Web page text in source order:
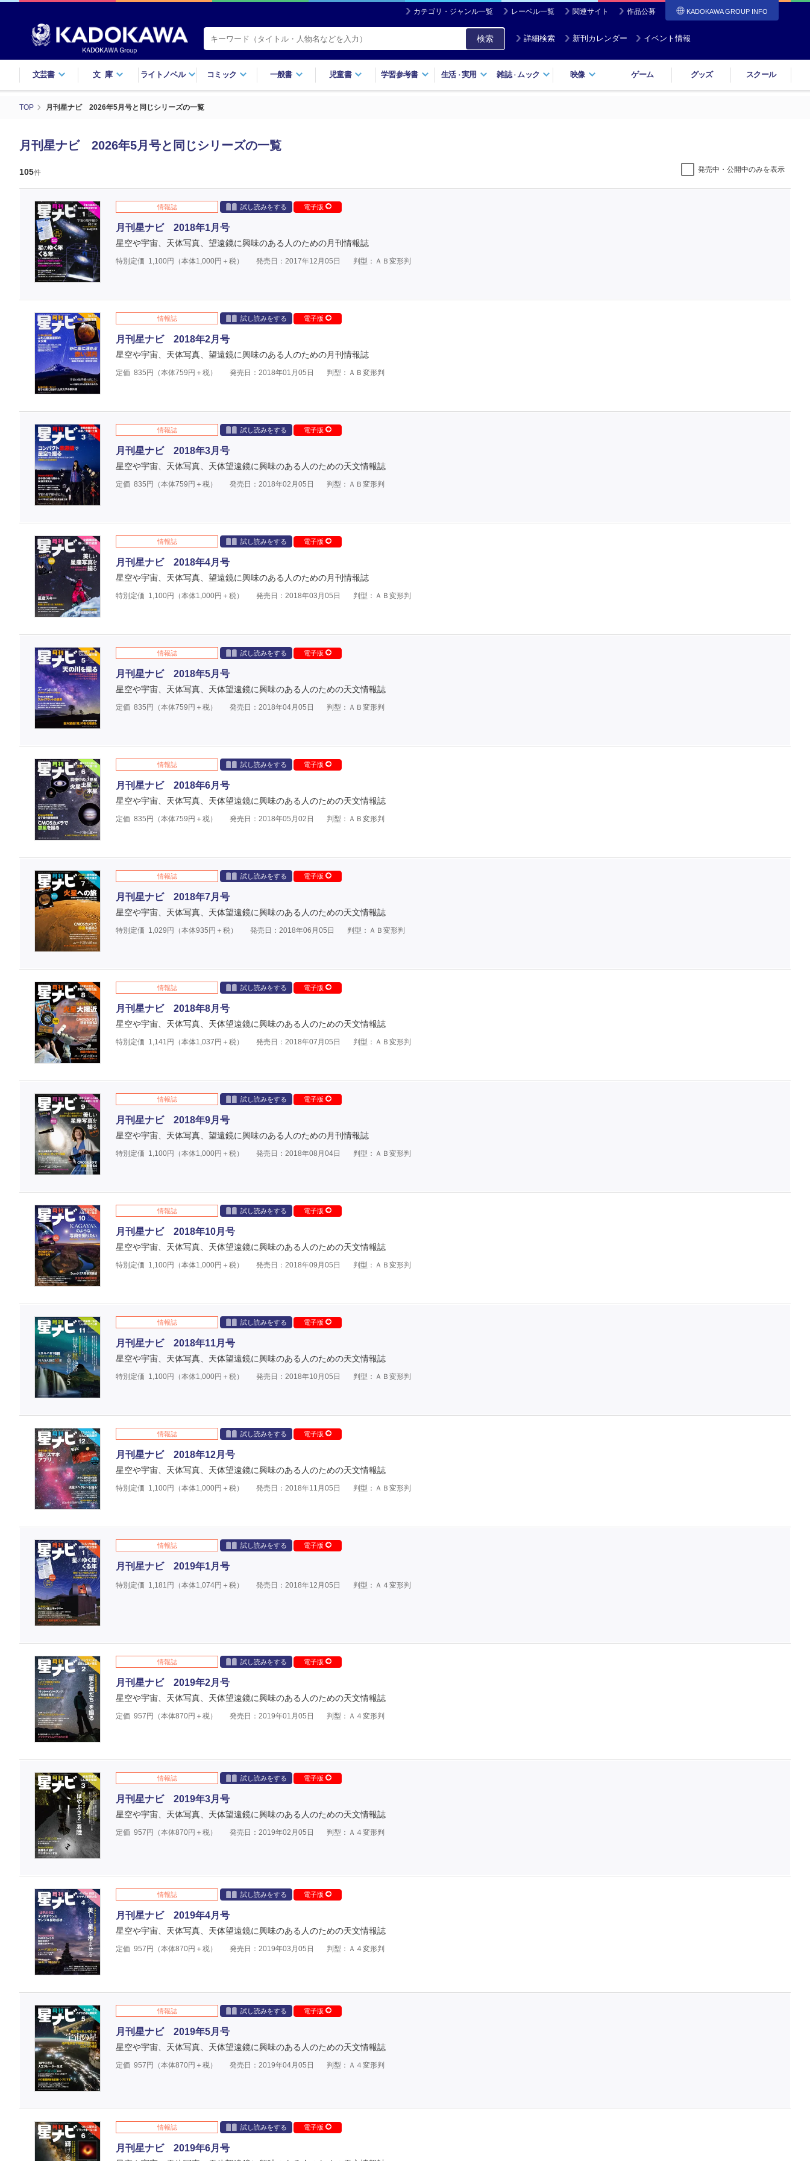
カテゴリ・ジャンル一覧 レーベル一覧 関連サイト 作品公募 KADOKAWA GROUP INFO
検索 詳細検索 新刊カレンダー イベント情報
文芸書 文庫 ライトノベル コミック 一般書 児童書 学習参考書 生活・実用 雑誌・ ムック 映像 ゲーム グッズ スクール
TOP 月刊星ナビ 2026年5月号と同じシリーズの一覧
月刊星ナビ 2026年5月号と同じシリーズの一覧
105件 発売中・公開中のみを表示
情報誌 試し読みをする 電子版
月刊星ナビ 2018年1月号
星空や宇宙、天体写真、望遠鏡に興味のある人のための月刊情報誌
特別定価 1,100円（本体1,000円＋税） 発売日：2017年12月05日 判型：ＡＢ変形判
情報誌 試し読みをする 電子版
月刊星ナビ 2018年2月号
星空や宇宙、天体写真、望遠鏡に興味のある人のための月刊情報誌
定価 835 円（本体759 円＋税） 発売日：2018年01月05日 判型：ＡＢ変形判
情報誌 試し読みをする 電子版
月刊星ナビ 2018年3月号
星空や宇宙、天体写真、天体望遠鏡に興味のある人のための天文情報誌
定価 835 円（本体759 円＋税） 発売日：2018年02月05日 判型：ＡＢ変形判
情報誌 試し読みをする 電子版
月刊星ナビ 2018年4月号
星空や宇宙、天体写真、望遠鏡に興味のある人のための月刊情報誌
特別定価 1,100円（本体1,000円＋税） 発売日：2018年03月05日 判型：ＡＢ変形判
情報誌 試し読みをする 電子版
月刊星ナビ 2018年5月号
星空や宇宙、天体写真、天体望遠鏡に興味のある人のための天文情報誌
定価 835 円（本体759 円＋税） 発売日：2018年04月05日 判型：ＡＢ変形判
情報誌 試し読みをする 電子版
月刊星ナビ 2018年6月号
星空や宇宙、天体写真、天体望遠鏡に興味のある人のための天文情報誌
定価 835 円（本体759 円＋税） 発売日：2018年05月02日 判型：ＡＢ変形判
情報誌 試し読みをする 電子版
月刊星ナビ 2018年7月号
星空や宇宙、天体写真、天体望遠鏡に興味のある人のための天文情報誌
特別定価 1,029 円（本体935 円＋税） 発売日：2018年06月05日 判型：ＡＢ変形判
情報誌 試し読みをする 電子版
月刊星ナビ 2018年8月号
星空や宇宙、天体写真、天体望遠鏡に興味のある人のための天文情報誌
特別定価 1,141 円（本体1,037 円＋税） 発売日：2018年07月05日 判型：ＡＢ変形判
情報誌 試し読みをする 電子版
月刊星ナビ 2018年9月号
星空や宇宙、天体写真、望遠鏡に興味のある人のための月刊情報誌
特別定価 1,100円（本体1,000円＋税） 発売日：2018年08月04日 判型：ＡＢ変形判
情報誌 試し読みをする 電子版
月刊星ナビ 2018年10月号
星空や宇宙、天体写真、天体望遠鏡に興味のある人のための天文情報誌
特別定価 1,100円（本体1,000円＋税） 発売日：2018年09月05日 判型：ＡＢ変形判
情報誌 試し読みをする 電子版
月刊星ナビ 2018年11月号
星空や宇宙、天体写真、天体望遠鏡に興味のある人のための天文情報誌
特別定価 1,100円（本体1,000円＋税） 発売日：2018年10月05日 判型：ＡＢ変形判
情報誌 試し読みをする 電子版
月刊星ナビ 2018年12月号
星空や宇宙、天体写真、天体望遠鏡に興味のある人のための天文情報誌
特別定価 1,100円（本体1,000円＋税） 発売日：2018年11月05日 判型：ＡＢ変形判
情報誌 試し読みをする 電子版
月刊星ナビ 2019年1月号
特別定価 1,181円（本体1,074円＋税） 発売日：2018年12月05日 判型：Ａ４変形判
情報誌 試し読みをする 電子版
月刊星ナビ 2019年2月号
星空や宇宙、天体写真、天体望遠鏡に興味のある人のための天文情報誌
定価 957 円（本体870円＋税） 発売日：2019年01月05日 判型：Ａ４変形判
情報誌 試し読みをする 電子版
月刊星ナビ 2019年3月号
星空や宇宙、天体写真、天体望遠鏡に興味のある人のための天文情報誌
定価 957 円（本体870円＋税） 発売日：2019年02月05日 判型：Ａ４変形判
情報誌 試し読みをする 電子版
月刊星ナビ 2019年4月号
星空や宇宙、天体写真、天体望遠鏡に興味のある人のための天文情報誌
定価 957 円（本体870円＋税） 発売日：2019年03月05日 判型：Ａ４変形判
情報誌 試し読みをする 電子版
月刊星ナビ 2019年5月号
星空や宇宙、天体写真、天体望遠鏡に興味のある人のための天文情報誌
定価 957 円（本体870円＋税） 発売日：2019年04月05日 判型：Ａ４変形判
情報誌 試し読みをする 電子版
月刊星ナビ 2019年6月号